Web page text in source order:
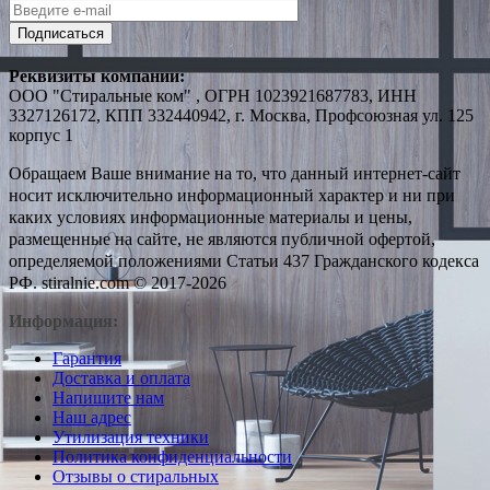
Подписаться
Реквизиты компании:
ООО "Стиральные ком" , ОГРН 1023921687783, ИНН
3327126172, КПП 332440942, г. Москва, Профсоюзная ул. 125
корпус 1
Обращаем Ваше внимание на то, что данный интернет-сайт
носит исключительно информационный характер и ни при
каких условиях информационные материалы и цены,
размещенные на сайте, не являются публичной офертой,
определяемой положениями Статьи 437 Гражданского кодекса
РФ. stiralnie.com © 2017-2026
Информация:
Гарантия
Доставка и оплата
Напишите нам
Наш адрес
Утилизация техники
Политика конфиденциальности
Отзывы о стиральных